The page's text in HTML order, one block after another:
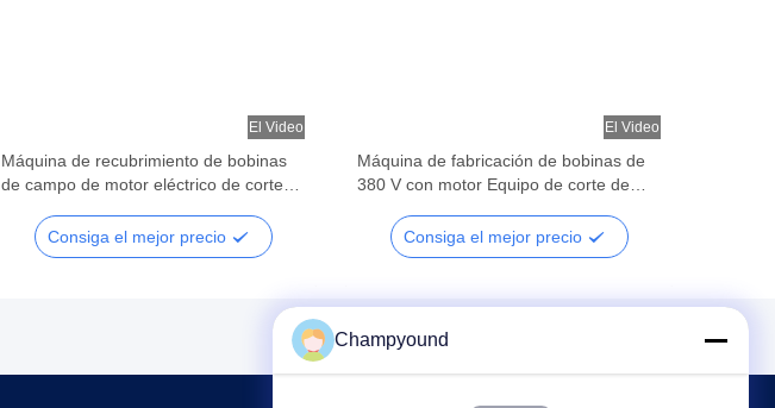
El Video
Máquina de recubrimiento de bobinas
de campo de motor eléctrico de corte
Consiga el mejor precio
El Video
Máquina de fabricación de bobinas de
380 V con motor Equipo de corte de
Consiga el mejor precio
Champyound